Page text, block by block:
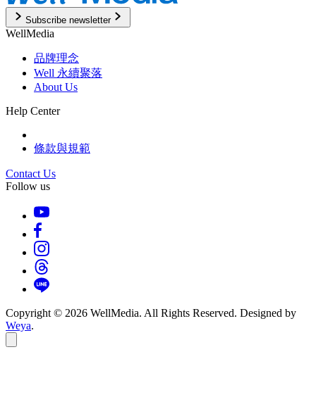
Subscribe newsletter
WellMedia
品牌理念
Well 永續聚落
About Us
Help Center
條款與規範
Contact Us
Follow us
Copyright © 2026 WellMedia. All Rights Reserved. Designed by
Weya.